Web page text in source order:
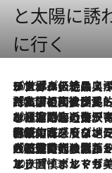
と太陽に誘
に行く
2026.8.8
リスボンの絶品スイーツ「パステル・デ・ナタ」とは？ポルトガル伝統の奥深い世界へ
2026.7.27
「私の祖国はポルトガル語です」国民的詩人フェルナンド・ペソアと、彼が愛した文学の街を歩く
2026.7.26
ポルトガル近海が育む極上の海の幸。キリリと冷えた白ワインと愉しむ、シーフード専門店の贅沢
2026.7.22
伝統の味をモダンに昇華。高感度な地元客が集う、リスボンの最旬ガストロノミー
2026.7.21
大航海時代の栄華から、震災、独裁、そして革命へ。ポルトガル・首都リスボンの石畳に刻まれた「歴史の光と影」
2026.7.13
エッセイ・ヤマザキマリ「慎ましくも美しき国 ポルトガル」